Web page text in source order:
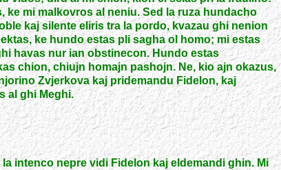
ke mi malkovros al neniu. Sed la ruza hundacho
kaj silente eliris tra la pordo, kvazau ghi nenion
ke hundo estas pli sagha ol homo; mi estas
havas nur ian obstinecon. Hundo estas
chion, chiujn homajn pashojn. Ne, kio ajn okazus,
Zvjerkova kaj pridemandu Fidelon, kaj
al ghi Meghi.
intenco nepre vidi Fidelon kaj eldemandi ghin. Mi